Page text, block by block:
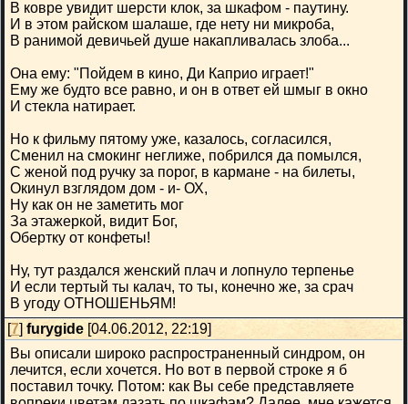
В ковре увидит шерсти клок, за шкафом - паутину.
И в этом райском шалаше, где нету ни микроба,
В ранимой девичьей душе накапливалась злоба...
Она ему: "Пойдем в кино, Ди Каприо играет!"
Ему же будто все равно, и он в ответ ей шмыг в окно
И стекла натирает.
Но к фильму пятому уже, казалось, согласился,
Сменил на смокинг неглиже, побрился да помылся,
С женой под ручку за порог, в кармане - на билеты,
Окинул взглядом дом - и- ОХ,
Ну как он не заметить мог
За этажеркой, видит Бог,
Обертку от конфеты!
Ну, тут раздался женский плач и лопнуло терпенье
И если тертый ты калач, то ты, конечно же, за срач
В угоду ОТНОШЕНЬЯМ!
[7] furygide [04.06.2012, 22:19]
Вы описали широко распространенный синдром, он
лечится, если хочется. Но вот в первой строке я б
поставил точку. Потом: как Вы себе представляете